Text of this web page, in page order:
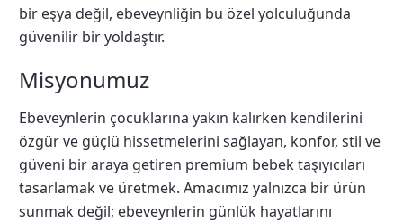
bir eşya değil, ebeveynliğin bu özel yolculuğunda
güvenilir bir yoldaştır.
Misyonumuz
Ebeveynlerin çocuklarına yakın kalırken kendilerini
özgür ve güçlü hissetmelerini sağlayan, konfor, stil ve
güveni bir araya getiren premium bebek taşıyıcıları
tasarlamak ve üretmek. Amacımız yalnızca bir ürün
sunmak değil; ebeveynlerin günlük hayatlarını